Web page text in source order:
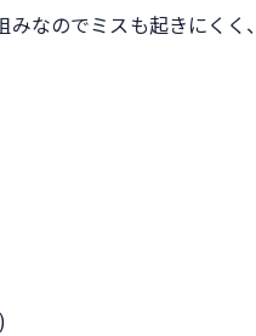
なのでミスも起きにくく